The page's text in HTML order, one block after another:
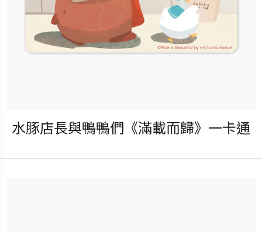
發行：2025-10-15
卡種：一卡通儲值卡-普通卡
水豚店長與鴨鴨們《滿載而歸》一卡通